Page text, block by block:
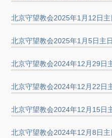
北京守望教会2025年1月12日
北京守望教会2025年1月5日主
北京守望教会2024年12月29日
北京守望教会2024年12月22日
北京守望教会2024年12月15日
北京守望教会2024年12月8日